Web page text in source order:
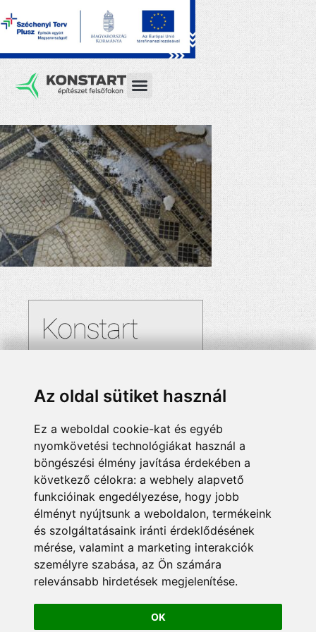
Az oldal sütiket használ
Ez a weboldal cookie-kat és egyéb
nyomkövetési technológiákat használ a
böngészési élmény javítása érdekében a
következő célokra: a webhely alapvető
funkcióinak engedélyezése, hogy jobb
élményt nyújtsunk a weboldalon, termékeink
és szolgáltatásaink iránti érdeklődésének
mérése, valamint a marketing interakciók
személyre szabása, az Ön számára
relevánsabb hirdetések megjelenítése.
OK